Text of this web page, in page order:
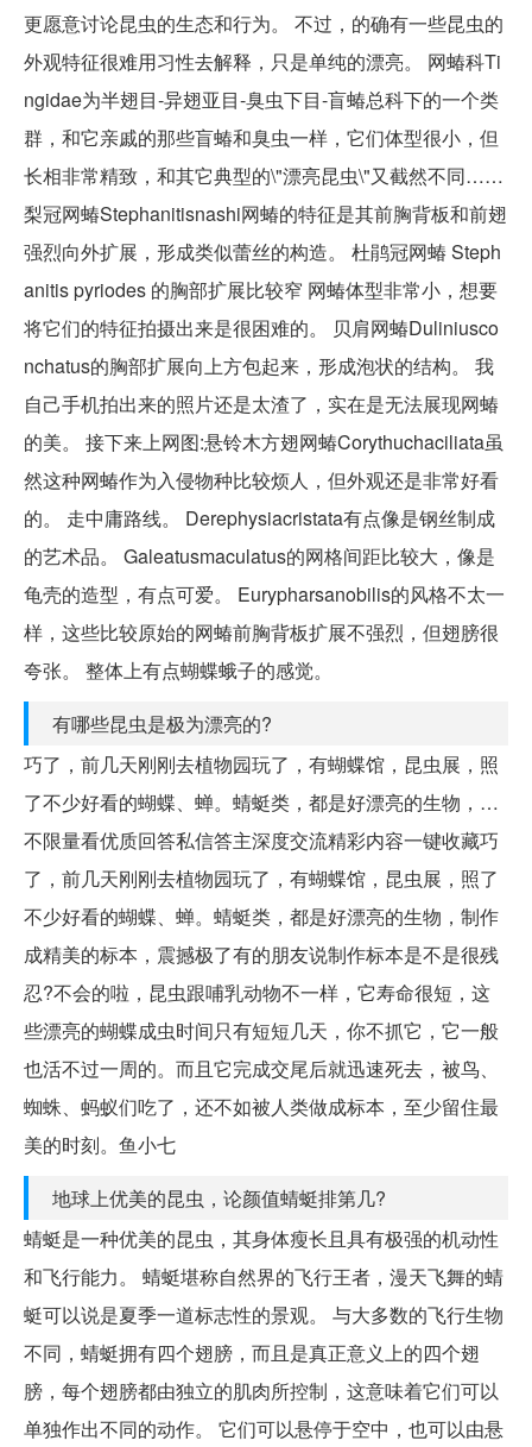
更愿意讨论昆虫的生态和行为。 不过，的确有一些昆虫的
外观特征很难用习性去解释，只是单纯的漂亮。 网蝽科Ti
ngidae为半翅目-异翅亚目-臭虫下目-盲蝽总科下的一个类
群，和它亲戚的那些盲蝽和臭虫一样，它们体型很小，但
长相非常精致，和其它典型的\"漂亮昆虫\"又截然不同……
梨冠网蝽Stephanitisnashi网蝽的特征是其前胸背板和前翅
强烈向外扩展，形成类似蕾丝的构造。 杜鹃冠网蝽 Steph
anitis pyriodes 的胸部扩展比较窄 网蝽体型非常小，想要
将它们的特征拍摄出来是很困难的。 贝肩网蝽Duliniusco
nchatus的胸部扩展向上方包起来，形成泡状的结构。 我
自己手机拍出来的照片还是太渣了，实在是无法展现网蝽
的美。 接下来上网图:悬铃木方翅网蝽Corythuchaciliata虽
然这种网蝽作为入侵物种比较烦人，但外观还是非常好看
的。 走中庸路线。 Derephysiacristata有点像是钢丝制成
的艺术品。 Galeatusmaculatus的网格间距比较大，像是
龟壳的造型，有点可爱。 Eurypharsanobilis的风格不太一
样，这些比较原始的网蝽前胸背板扩展不强烈，但翅膀很
夸张。 整体上有点蝴蝶蛾子的感觉。
有哪些昆虫是极为漂亮的?
巧了，前几天刚刚去植物园玩了，有蝴蝶馆，昆虫展，照
了不少好看的蝴蝶、蝉。蜻蜓类，都是好漂亮的生物，…
不限量看优质回答私信答主深度交流精彩内容一键收藏巧
了，前几天刚刚去植物园玩了，有蝴蝶馆，昆虫展，照了
不少好看的蝴蝶、蝉。蜻蜓类，都是好漂亮的生物，制作
成精美的标本，震撼极了有的朋友说制作标本是不是很残
忍?不会的啦，昆虫跟哺乳动物不一样，它寿命很短，这
些漂亮的蝴蝶成虫时间只有短短几天，你不抓它，它一般
也活不过一周的。而且它完成交尾后就迅速死去，被鸟、
蜘蛛、蚂蚁们吃了，还不如被人类做成标本，至少留住最
美的时刻。鱼小七
地球上优美的昆虫，论颜值蜻蜓排第几?
蜻蜓是一种优美的昆虫，其身体瘦长且具有极强的机动性
和飞行能力。 蜻蜓堪称自然界的飞行王者，漫天飞舞的蜻
蜓可以说是夏季一道标志性的景观。 与大多数的飞行生物
不同，蜻蜓拥有四个翅膀，而且是真正意义上的四个翅
膀，每个翅膀都由独立的肌肉所控制，这意味着它们可以
单独作出不同的动作。 它们可以悬停于空中，也可以由悬